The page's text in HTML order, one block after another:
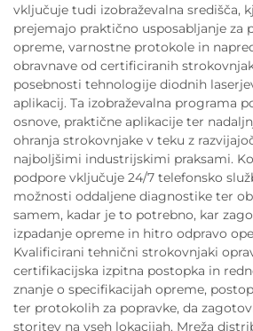
vključuje tudi izobraževalna središča,
prejemajo praktično usposabljanje za
opreme, varnostne protokole in
obravnave od certificiranih
posebnosti tehnologije diodnih
aplikacij. Ta izobraževalna programa
osnove, praktične aplikacije ter
ohranja strokovnjake v teku z
najboljšimi industrijskimi praksami.
podpore vključuje 24/7 telefonsko
možnosti oddaljene diagnostike ter
samem, kadar je to potrebno, kar
izpadanje opreme in hitro odpravo
Kvalificirani tehnični strokovnjaki
certifikacijska izpitna postopka in
znanje o specifikacijah opreme,
ter protokolih za popravke, da
storitev na vseh lokacijah. Mreža